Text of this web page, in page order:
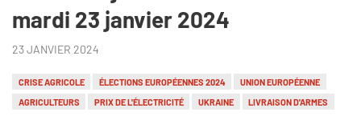
mardi 23 janvier 2024
23 JANVIER 2024
CRISE AGRICOLE ÉLECTIONS EUROPÉENNES 2024
UNION EUROPÉENNE
AGRICULTEURS
PRIX DE L'ÉLECTRICITÉ UKRAINE LIVRAISON D'ARMES